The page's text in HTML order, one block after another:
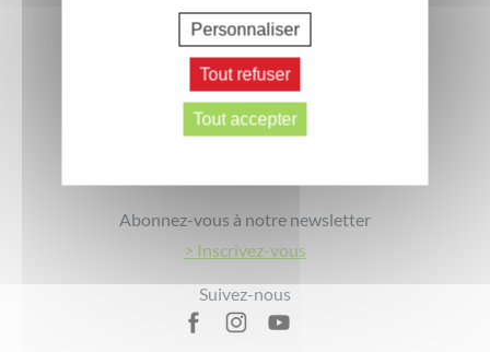
Abonnez-vous à notre newsletter
> Inscrivez-vous
Suivez-nous
Personnaliser
Tout refuser
Tout accepter